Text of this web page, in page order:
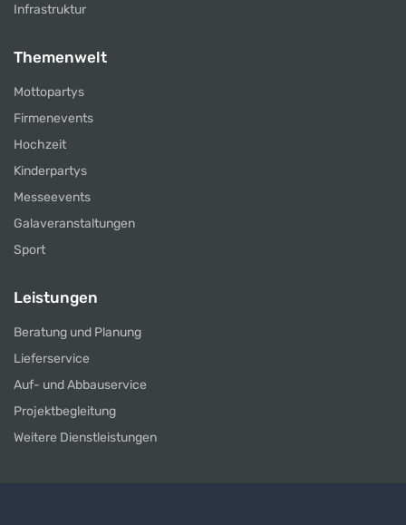
Infrastruktur
Themenwelt
Mottopartys
Firmenevents
Hochzeit
Kinderpartys
Messeevents
Galaveranstaltungen
Sport
Leistungen
Beratung und Planung
Lieferservice
Auf- und Abbauservice
Projektbegleitung
Weitere Dienstleistungen